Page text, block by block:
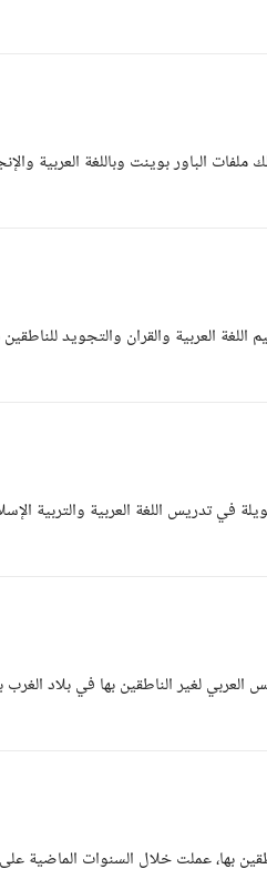
الباور بوينت وباللغة العربية
العربية والقران والتجويد
في تدريس اللغة العربية والتربية
بها، عملت خلال السنوات الماضية